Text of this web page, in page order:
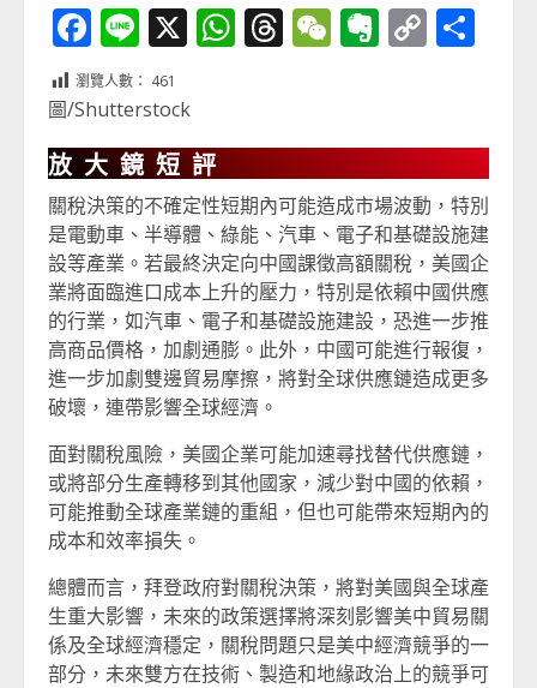
Facebook
Line
X WhatsApp
Threads
WeChat
Evernote
Copy
瀏覽人數： 461
圖/Shutterstock
放大鏡短評
關稅決策的不確定性短期內可能造成市場波動，特別
是電動車、半導體、綠能、汽車、電子和基礎設施建
設等產業。若最終決定向中國課徵高額關稅，美國企
業將面臨進口成本上升的壓力，特別是依賴中國供應
的行業，如汽車、電子和基礎設施建設，恐進一步推
高商品價格，加劇通膨。此外，中國可能進行報復，
進一步加劇雙邊貿易摩擦，將對全球供應鏈造成更多
破壞，連帶影響全球經濟。
面對關稅風險，美國企業可能加速尋找替代供應鏈，
或將部分生產轉移到其他國家，減少對中國的依賴，
可能推動全球產業鏈的重組，但也可能帶來短期內的
成本和效率損失。
總體而言，拜登政府對關稅決策，將對美國與全球產
生重大影響，未來的政策選擇將深刻影響美中貿易關
係及全球經濟穩定，關稅問題只是美中經濟競爭的一
部分，未來雙方在技術、製造和地緣政治上的競爭可